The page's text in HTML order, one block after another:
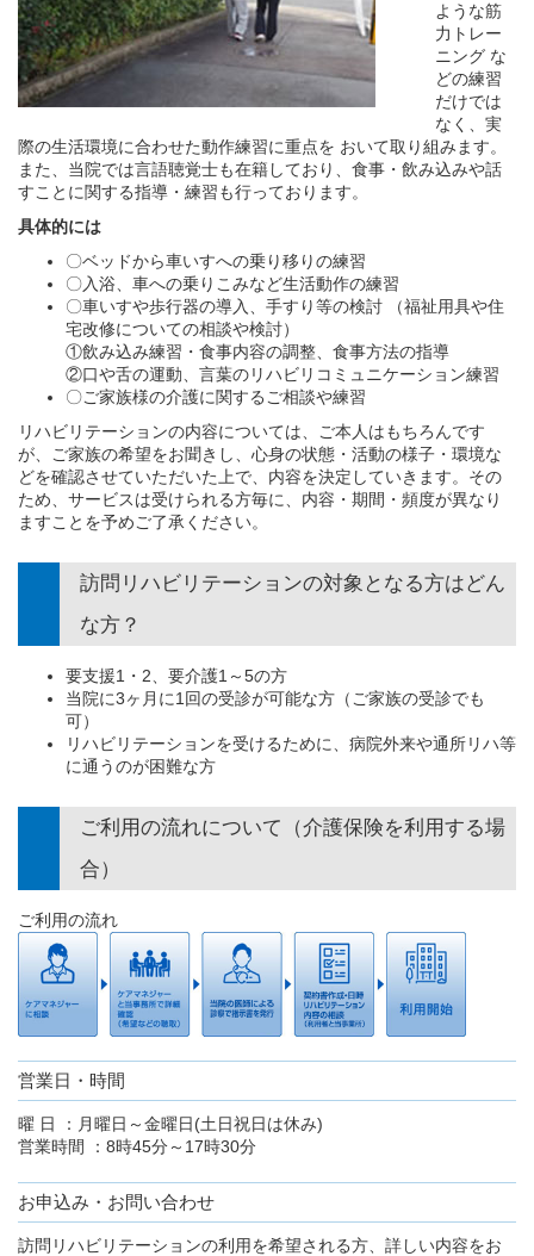
ような筋
力トレー
ニング な
どの練習
だけでは
なく、実
際の生活環境に合わせた動作練習に重点を おいて取り組みます。
また、当院では言語聴覚士も在籍しており、食事・飲み込みや話
すことに関する指導・練習も行っております。
具体的には
〇ベッドから車いすへの乗り移りの練習
〇入浴、車への乗りこみなど生活動作の練習
〇車いすや歩行器の導入、手すり等の検討 （福祉用具や住
宅改修についての相談や検討）
①飲み込み練習・食事内容の調整、食事方法の指導
②口や舌の運動、言葉のリハビリコミュニケーション練習
〇ご家族様の介護に関するご相談や練習
リハビリテーションの内容については、ご本人はもちろんです
が、ご家族の希望をお聞きし、心身の状態・活動の様子・環境な
どを確認させていただいた上で、内容を決定していきます。その
ため、サービスは受けられる方毎に、内容・期間・頻度が異なり
ますことを予めご了承ください。
訪問リハビリテーションの対象となる方はどん
な方？
要支援1・2、要介護1～5の方
当院に3ヶ月に1回の受診が可能な方（ご家族の受診でも
可）
リハビリテーションを受けるために、病院外来や通所リハ等
に通うのが困難な方
ご利用の流れについて（介護保険を利用する場
合）
ご利用の流れ
営業日・時間
曜 日 ：月曜日～金曜日(土日祝日は休み)
営業時間 ：8時45分～17時30分
お申込み・お問い合わせ
訪問リハビリテーションの利用を希望される方、詳しい内容をお